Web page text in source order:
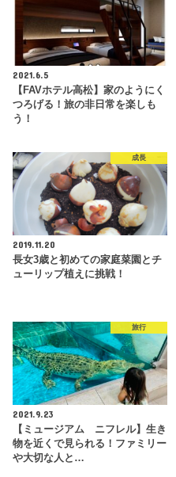
2021.6.5
【FAVホテル高松】家のようにく
つろげる！旅の非日常を楽しも
う！
成長
2019.11.20
長女3歳と初めての家庭菜園とチ
ューリップ植えに挑戦！
旅行
2021.9.23
【ミュージアム ニフレル】生き
物を近くで見られる！ファミリー
や大切な人と…